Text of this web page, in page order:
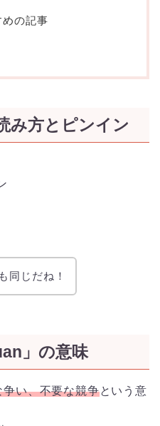
の記事
み方とピンイン
同じだね！
」の意味
い、不要な競争という意